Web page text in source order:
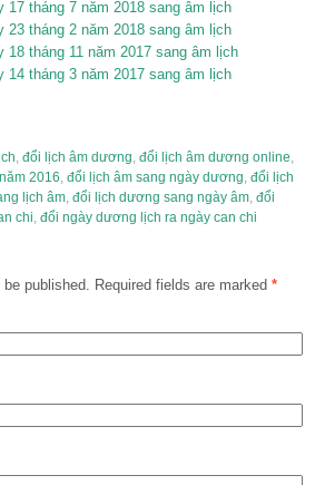
17 tháng 7 năm 2018 sang âm lịch
23 tháng 2 năm 2018 sang âm lịch
18 tháng 11 năm 2017 sang âm lịch
14 tháng 3 năm 2017 sang âm lịch
, đổi lịch âm dương, đổi lịch âm dương online,
2016, đổi lịch âm sang ngày dương, đổi lịch
lịch âm, đổi lịch dương sang ngày âm, đổi
chi, đổi ngày dương lịch ra ngày can chi
published. Required fields are marked *